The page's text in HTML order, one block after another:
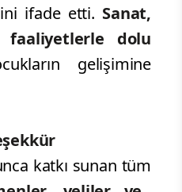
ifade etti. Sanat,
dolu
gelişimine
katkı sunan tüm